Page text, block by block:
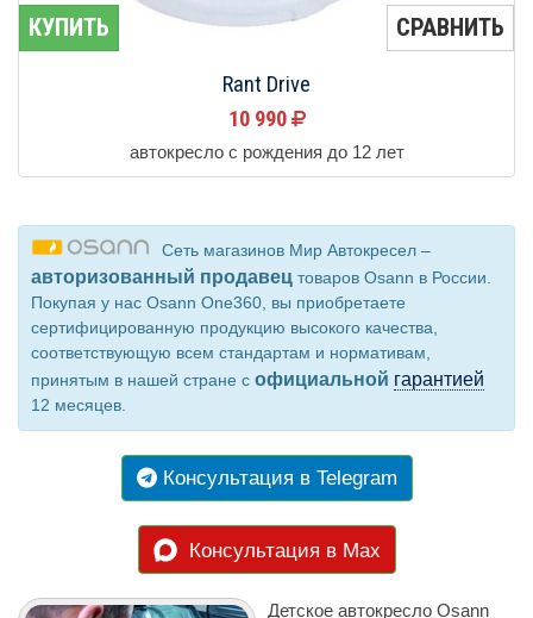
КУПИТЬ СРАВНИТЬ
Rant Drive
10 990
автокресло с рождения до 12 лет
Сеть магазинов Мир Автокресел –
авторизованный продавец товаров Osann в России.
Покупая у нас Osann One360, вы приобретаете
сертифицированную продукцию высокого качества,
соответствующую всем стандартам и нормативам,
принятым в нашей стране с официальной гарантией
12 месяцев.
Консультация в Telegram
Консультация в Max
Детское автокресло Osann